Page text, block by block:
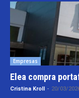
Empresas
Elea compra
Cristina Kroll - 20/03/